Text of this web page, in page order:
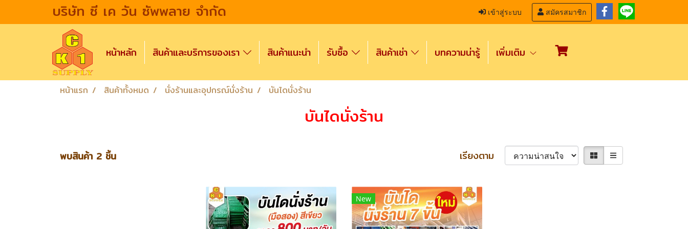
บริษัท ซี เค วัน ซัพพลาย จำกัด เข้าสู่ระบบ สมัครสมาชิก
หน้าหลัก สินค้าและบริการของเรา สินค้าแนะนำ รับซื้อ สินค้าเช่า บทความน่ารู้ เพิ่มเติม
หน้าแรก สินค้าทั้งหมด นั่งร้านและอุปกรณ์นั่งร้าน บันไดนั่งร้าน
บันไดนั่งร้าน
พบสินค้า 2 ชิ้น เรียงตาม
New